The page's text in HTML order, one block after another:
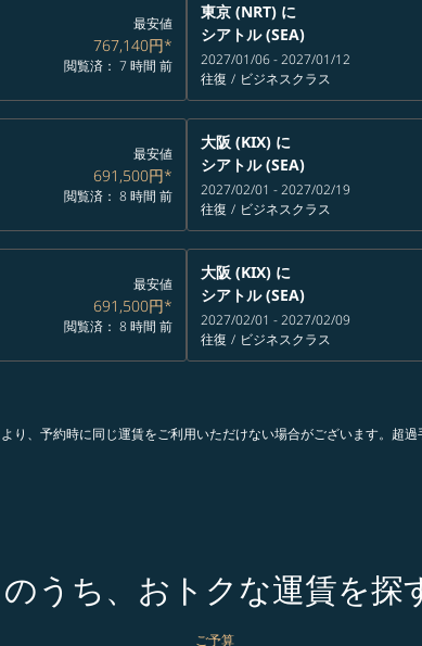
最安値
767,140円*
閲覧済： 7 時間 前
東京 (NRT) に
シアトル (SEA)
2027/01/06 - 2027/01/12
往復 / ビジネスクラス
最安値
691,500円*
閲覧済： 8 時間 前
大阪 (KIX) に
シアトル (SEA)
2027/02/01 - 2027/02/19
往復 / ビジネスクラス
最安値
691,500円*
閲覧済： 8 時間 前
大阪 (KIX) に
シアトル (SEA)
2027/02/01 - 2027/02/09
往復 / ビジネスクラス
、予約時に同じ運賃をご利用いただけない場合がございます。超
うち、おトクな運賃を探
ご予算